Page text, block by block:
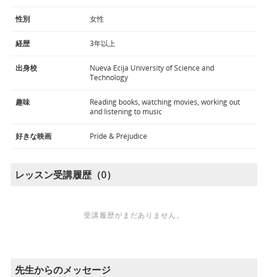
性別 女性
経歴 3年以上
出身校
Nueva Ecija University of Science and
Technology
趣味
Reading books, watching movies, working out
and listening to music
好きな映画 Pride & Prejudice
レッスン受講履歴（0）
受講履歴がまだありません。
先生からのメッセージ